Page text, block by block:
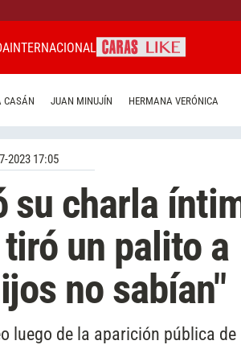
INTERNACIONAL
CASÁN JUAN MINUJÍN HERMANA VERÓNICA
2023 17:05
su charla
un palito a
no sabían"
luego de la aparición pública de